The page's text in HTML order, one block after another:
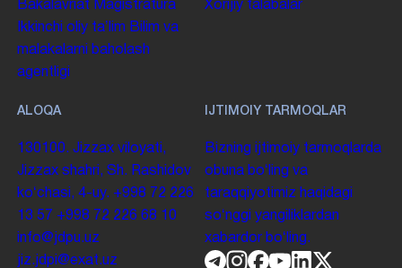
Bakalavriat Magistratura
Ikkinchi oliy taʼlim Bilim va
malakalarni baholash
agentligi
Xorijiy talabalar
ALOQA
130100. Jizzax viloyati,
Jizzax shahri, Sh. Rashidov
koʻchasi, 4-uy. +998 72 226
13 57 +998 72 226 68 10
info@jdpu.uz
jiz.jdpi@exat.uz
IJTIMOIY TARMOQLAR
Bizning ijtimoiy tarmoqlarda
obuna boʻling va
taraqqiyotimiz haqidagi
soʻnggi yangiliklardan
xabardor boʻling.